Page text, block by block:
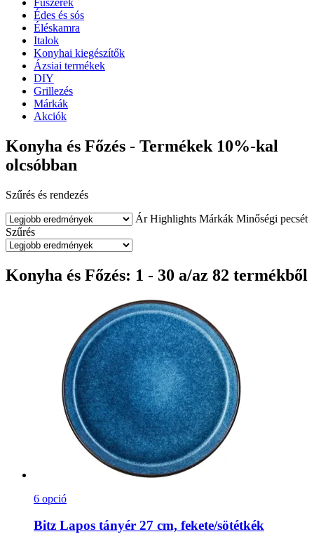
Fűszerek
Édes és sós
Éléskamra
Italok
Konyhai kiegészítők
Ázsiai termékek
DIY
Grillezés
Márkák
Akciók
Konyha és Főzés - Termékek 10%-kal
olcsóbban
Szűrés és rendezés
Ár Highlights Márkák Minőségi pecsét
Szűrés
Konyha és Főzés: 1 - 30 a/az 82 termékből
6 opció
Bitz Lapos tányér 27 cm, fekete/sötétkék